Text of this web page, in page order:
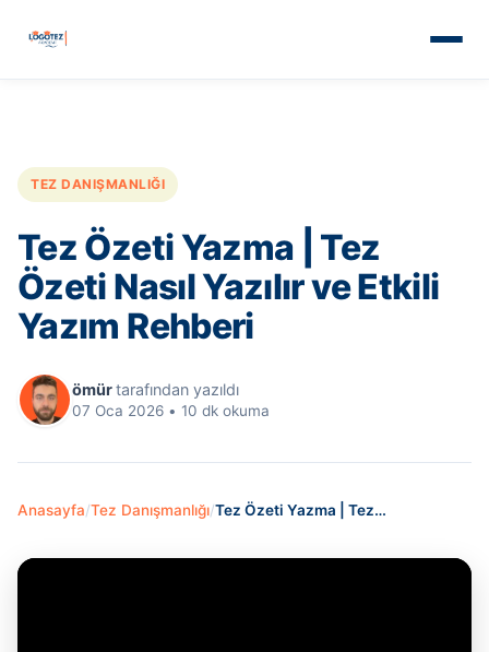
TEZ DANIŞMANLIĞI
Tez Özeti Yazma | Tez
Özeti Nasıl Yazılır ve Etkili
Yazım Rehberi
ömürtarafından yazıldı
07 Oca 2026 • 10 dk okuma
Anasayfa/Tez Danışmanlığı/Tez Özeti Yazma | Tez…